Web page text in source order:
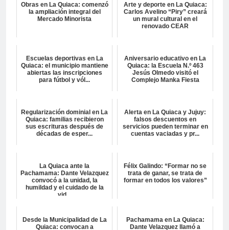
Obras en La Quiaca: comenzó
la ampliación integral del
Mercado Minorista
Arte y deporte en La Quiaca:
Carlos Avelino “Piry” creará
un mural cultural en el
renovado CEAR
Escuelas deportivas en La
Quiaca: el municipio mantiene
abiertas las inscripciones
para fútbol y vól...
Aniversario educativo en La
Quiaca: la Escuela N.º 463
Jesús Olmedo visitó el
Complejo Manka Fiesta
Regularización dominial en La
Quiaca: familias recibieron
sus escrituras después de
décadas de esper...
Alerta en La Quiaca y Jujuy:
falsos descuentos en
servicios pueden terminar en
cuentas vaciadas y pr...
La Quiaca ante la
Pachamama: Dante Velazquez
convocó a la unidad, la
humildad y el cuidado de la
vid...
Félix Galindo: “Formar no se
trata de ganar, se trata de
formar en todos los valores”
Desde la Municipalidad de La
Quiaca: convocan a
Pachamama en La Quiaca:
Dante Velazquez llamó a